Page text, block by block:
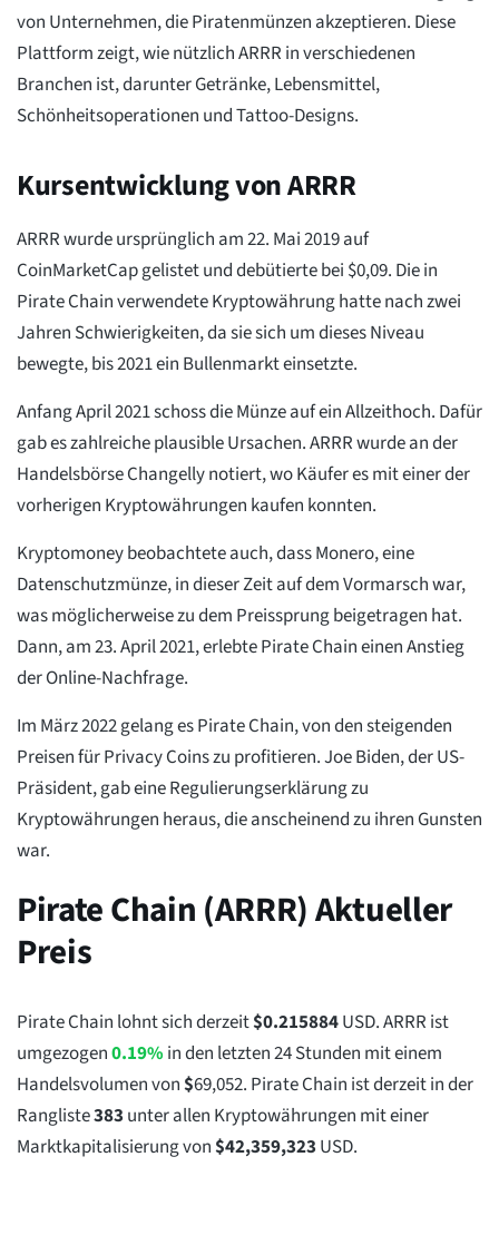
von Unternehmen, die Piratenmünzen akzeptieren. Diese
Plattform zeigt, wie nützlich ARRR in verschiedenen
Branchen ist, darunter Getränke, Lebensmittel,
Schönheitsoperationen und Tattoo-Designs.
Kursentwicklung von ARRR
ARRR wurde ursprünglich am 22. Mai 2019 auf
CoinMarketCap gelistet und debütierte bei $0,09. Die in
Pirate Chain verwendete Kryptowährung hatte nach zwei
Jahren Schwierigkeiten, da sie sich um dieses Niveau
bewegte, bis 2021 ein Bullenmarkt einsetzte.
Anfang April 2021 schoss die Münze auf ein Allzeithoch. Dafür
gab es zahlreiche plausible Ursachen. ARRR wurde an der
Handelsbörse Changelly notiert, wo Käufer es mit einer der
vorherigen Kryptowährungen kaufen konnten.
Kryptomoney beobachtete auch, dass Monero, eine
Datenschutzmünze, in dieser Zeit auf dem Vormarsch war,
was möglicherweise zu dem Preissprung beigetragen hat.
Dann, am 23. April 2021, erlebte Pirate Chain einen Anstieg
der Online-Nachfrage.
Im März 2022 gelang es Pirate Chain, von den steigenden
Preisen für Privacy Coins zu profitieren. Joe Biden, der US-
Präsident, gab eine Regulierungserklärung zu
Kryptowährungen heraus, die anscheinend zu ihren Gunsten
war.
Pirate Chain (ARRR) Aktueller
Preis
Pirate Chain lohnt sich derzeit$0.215884USD. ARRR ist
umgezogen0.19%in den letzten 24 Stunden mit einem
Handelsvolumen von$69,052. Pirate Chain ist derzeit in der
Rangliste383 unter allen Kryptowährungen mit einer
Marktkapitalisierung von$42,359,323 USD.